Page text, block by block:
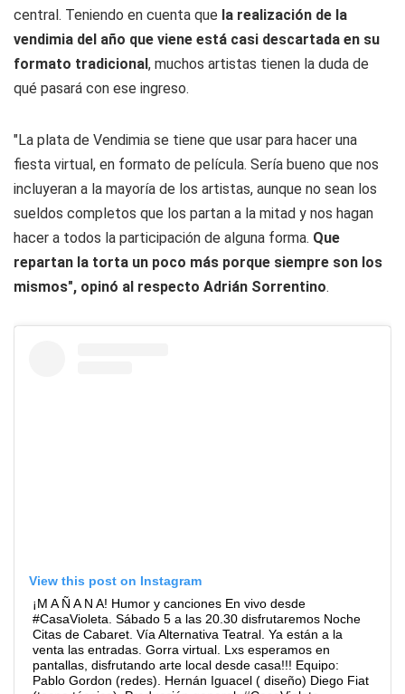
central. Teniendo en cuenta que la realización de la
vendimia del año que viene está casi descartada en su
formato tradicional, muchos artistas tienen la duda de
qué pasará con ese ingreso.
"La plata de Vendimia se tiene que usar para hacer una
fiesta virtual, en formato de película. Sería bueno que nos
incluyeran a la mayoría de los artistas, aunque no sean los
sueldos completos que los partan a la mitad y nos hagan
hacer a todos la participación de alguna forma. Que
repartan la torta un poco más porque siempre son los
mismos", opinó al respecto Adrián Sorrentino.
View this post on Instagram
¡M A Ñ A N A! Humor y canciones En vivo desde
#CasaVioleta. Sábado 5 a las 20.30 disfrutaremos Noche
Citas de Cabaret. Vía Alternativa Teatral. Ya están a la
venta las entradas. Gorra virtual. Lxs esperamos en
pantallas, disfrutando arte local desde casa!!! Equipo:
Pablo Gordon (redes). Hernán Iguacel ( diseño) Diego Fiat